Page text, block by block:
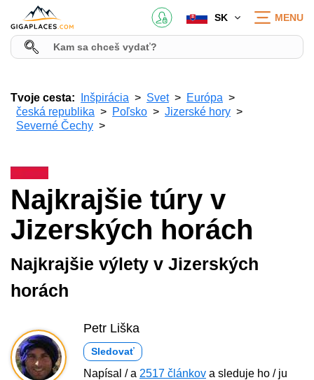
SK MENU
Tvoje cesta: Inšpirácia Svet
Európa
česká republika
Poľsko
Jizerské hory
Severné Čechy
Najkrajšie túry v
Jizerských horách
Najkrajšie výlety v Jizerských
horách
Petr Liška
Sledovať
Napísal / a 2517 článkov a sleduje ho / ju